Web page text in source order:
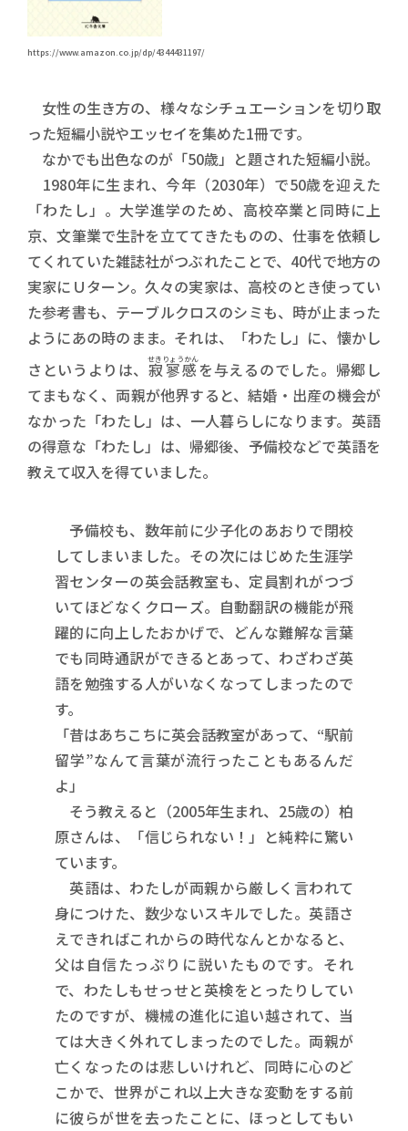
https://www.amazon.co.jp/dp/4344431197/
女性の生き方の、様々なシチュエーションを切り取
った短編小説やエッセイを集めた1冊です。
なかでも出色なのが「50歳」と題された短編小説。
1980年に生まれ、今年（2030年）で50歳を迎えた
「わたし」。大学進学のため、高校卒業と同時に上
京、文筆業で生計を立ててきたものの、仕事を依頼し
てくれていた雑誌社がつぶれたことで、40代で地方の
実家にＵターン。久々の実家は、高校のとき使ってい
た参考書も、テーブルクロスのシミも、時が止まった
ようにあの時のまま。それは、「わたし」に、懐かし
さというよりは、 寂寥感
せきりょうかんを与えるのでした。帰郷し
てまもなく、両親が他界すると、結婚・出産の機会が
なかった「わたし」は、一人暮らしになります。英語
の得意な「わたし」は、帰郷後、予備校などで英語を
教えて収入を得ていました。
予備校も、数年前に少子化のあおりで閉校
してしまいました。その次にはじめた生涯学
習センターの英会話教室も、定員割れがつづ
いてほどなくクローズ。自動翻訳の機能が飛
躍的に向上したおかげで、どんな難解な言葉
でも同時通訳ができるとあって、わざわざ英
語を勉強する人がいなくなってしまったので
す。
「昔はあちこちに英会話教室があって、“駅前
留学”なんて言葉が流行ったこともあるんだ
よ」
そう教えると（2005年生まれ、25歳の）柏
原さんは、「信じられない！」と純粋に驚い
ています。
英語は、わたしが両親から厳しく言われて
身につけた、数少ないスキルでした。英語さ
えできればこれからの時代なんとかなると、
父は自信たっぷりに説いたものです。それ
で、わたしもせっせと英検をとったりしてい
たのですが、機械の進化に追い越されて、当
ては大きく外れてしまったのでした。両親が
亡くなったのは悲しいけれど、同時に心のど
こかで、世界がこれ以上大きな変動をする前
に彼らが世を去ったことに、ほっとしてもい